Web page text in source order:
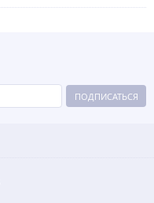
ПОДПИСАТЬСЯ